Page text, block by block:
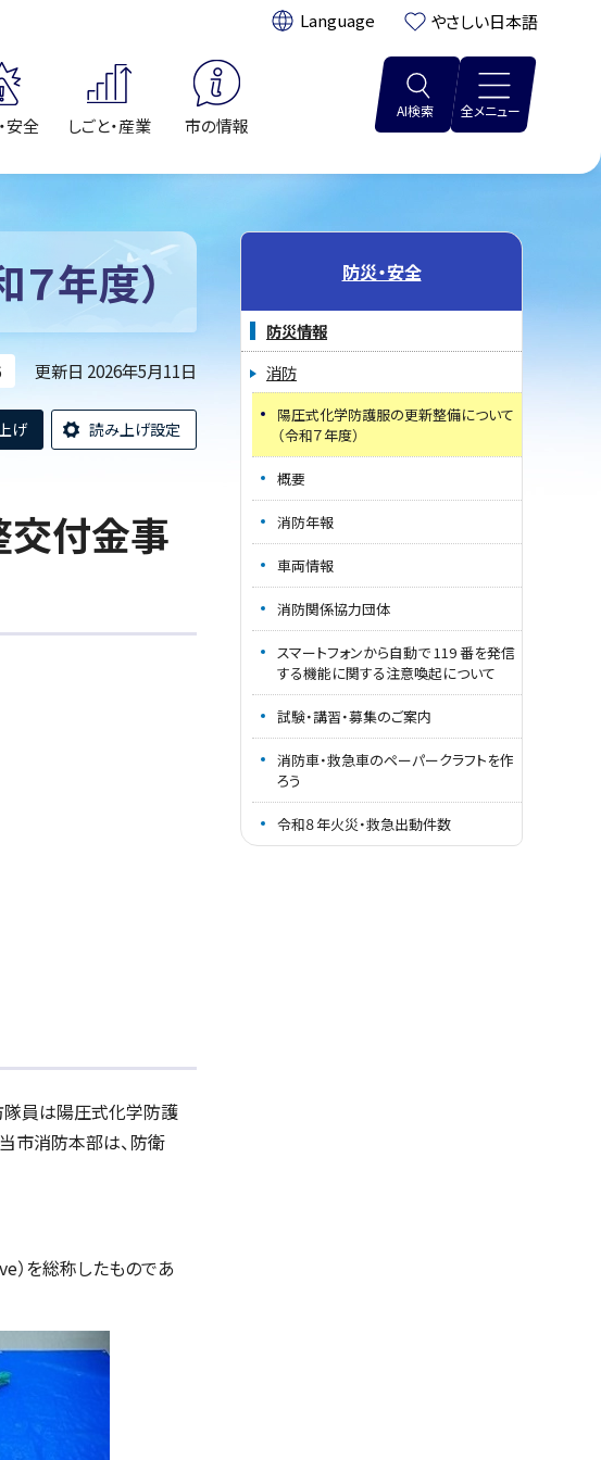
翻訳: やさしい日本語
安全 しごと・産業 市の情報
AI検索 全メニュー
年度）
更新日 2026年5月11日
げ 読み上げ設定
交付金事
隊員は陽圧式化学防護
市消防本部は、防衛
）を総称したものであ
防災・安全
防災情報
消防
陽圧式化学防護服の更新整備について
（令和７年度）
概要
消防年報
車両情報
消防関係協力団体
スマートフォンから自動で 119 番を発信
する機能に関する注意喚起について
試験・講習・募集のご案内
消防車・救急車のペーパークラフトを作
ろう
令和８年火災・救急出動件数